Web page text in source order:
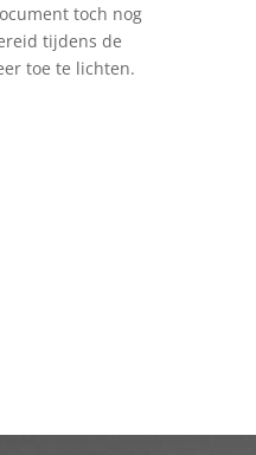
toch nog
tijdens de
toe te lichten.